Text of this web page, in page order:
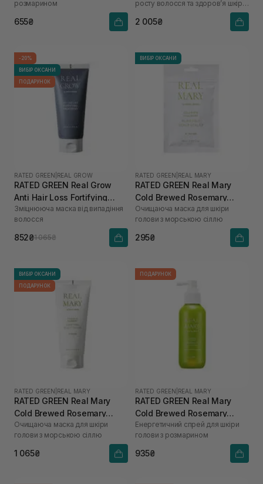
розмарином
655₴
росту волосся та здоров’я шкіри
2 005₴
-20%
ВИБІР ОКСАНИ
ПОДАРУНОК
RATED GREEN REAL GROW
RATED GREEN Real Grow
Anti Hair Loss Fortifying
Treatment 200 мл
Зміцнююча маска від випадіння
волосся
852₴1 065₴
ВИБІР ОКСАНИ
RATED GREEN REAL MARY
RATED GREEN Real Mary
Cold Brewed Rosemary
Purifyng Scalp Scaler 50 мл
Очищаюча маска для шкіри
голови з морською сіллю
295₴
ВИБІР ОКСАНИ
ПОДАРУНОК
RATED GREEN REAL MARY
RATED GREEN Real Mary
Cold Brewed Rosemary
Purifyng Scalp Scaler 200
мл
Очищаюча маска для шкіри
голови з морською сіллю
1 065₴
ПОДАРУНОК
RATED GREEN REAL MARY
RATED GREEN Real Mary
Cold Brewed Rosemary
Energizing Scalp Spray 120
мл
Енергетичний спрей для шкіри
голови з розмарином
935₴